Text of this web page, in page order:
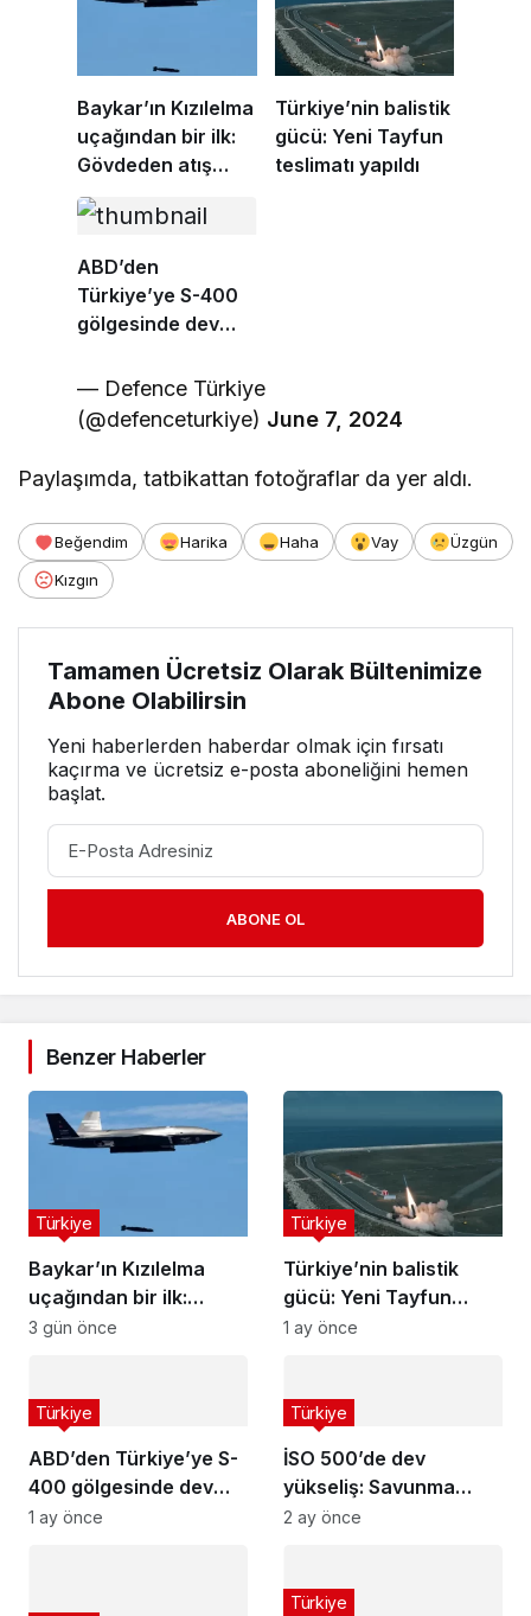
Baykar’ın Kızılelma
uçağından bir ilk:
Gövdeden atış
yapıldı
Türkiye’nin balistik
gücü: Yeni Tayfun
teslimatı yapıldı
ABD’den
Türkiye’ye S-400
gölgesinde dev
— Defence Türkiye
(@defenceturkiye) June 7, 2024
Paylaşımda, tatbikattan fotoğraflar da yer aldı.
Beğendim Harika Haha Vay
Üzgün
Kızgın
Tamamen Ücretsiz Olarak Bültenimize
Abone Olabilirsin
Yeni haberlerden haberdar olmak için fırsatı
kaçırma ve ücretsiz e-posta aboneliğini hemen
başlat.
ABONE OL
Benzer Haberler
Baykar’ın Kızılelma
uçağından bir ilk:
Gövdeden atış yapıldı
Türkiye
3 gün önce
Türkiye’nin balistik
gücü: Yeni Tayfun
teslimatı yapıldı
Türkiye
1 ay önce
ABD’den Türkiye’ye S-
400 gölgesinde dev
motor satışı
Türkiye
1 ay önce
İSO 500’de dev
yükseliş: Savunma
sanayisi uçuşa geçti
Türkiye
2 ay önce
Türkiye